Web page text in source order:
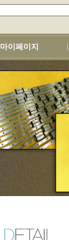
마이페이지